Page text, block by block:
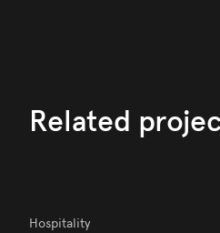
Related
Hospitality